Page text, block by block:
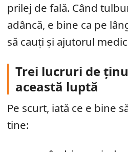
prilej de fală. Când
adâncă, e bine ca pe
să cauți și ajutorul
Trei lucruri de
această luptă
Pe scurt, iată ce e bine
tine: